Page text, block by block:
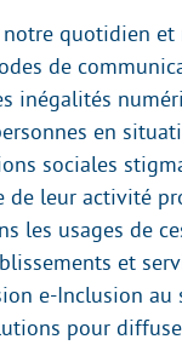
quotidien
de
inégalités
en
sociales
de leur activité
les usages de
et
e-Inclusion au
pour